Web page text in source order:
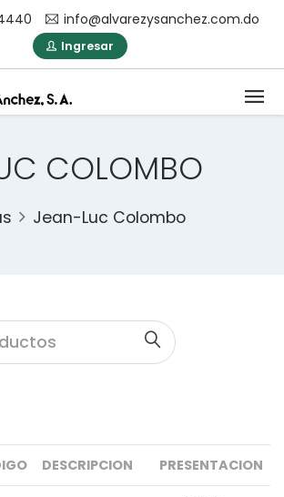
info@alvarezysanchez.com.do
Ingresar
COLOMBO
Jean-Luc Colombo
DESCRIPCION PRESENTACION